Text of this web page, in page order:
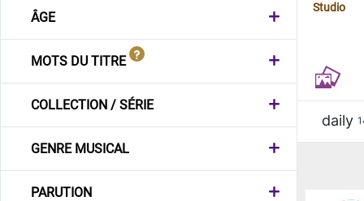
ÂGE
MOTS DU TITRE
COLLECTION / SÉRIE
GENRE MUSICAL
PARUTION
Studio
daily